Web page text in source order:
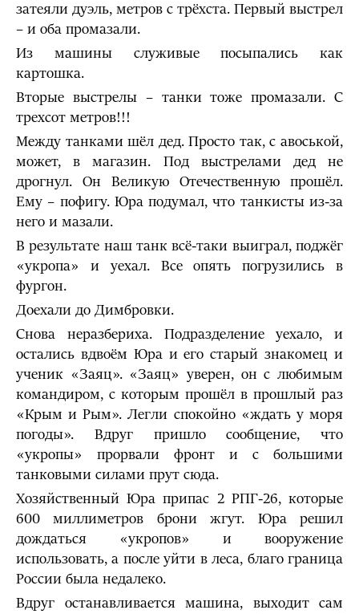
затеяли дуэль, метров с трёхста. Первый выстрел
– и оба промазали.
Из машины служивые посыпались как
картошка.
Вторые выстрелы – танки тоже промазали. С
трехсот метров!!!
Между танками шёл дед. Просто так, с авоськой,
может, в магазин. Под выстрелами дед не
дрогнул. Он Великую Отечественную прошёл.
Ему – пофигу. Юра подумал, что танкисты из-за
него и мазали.
В результате наш танк всё-таки выиграл, поджёг
«укропа» и уехал. Все опять погрузились в
фургон.
Доехали до Димбровки.
Снова неразбериха. Подразделение уехало, и
остались вдвоём Юра и его старый знакомец и
ученик «Заяц». «Заяц» уверен, он с любимым
командиром, с которым прошёл в прошлый раз
«Крым и Рым». Легли спокойно «ждать у моря
погоды». Вдруг пришло сообщение, что
«укропы» прорвали фронт и с большими
танковыми силами прут сюда.
Хозяйственный Юра припас 2 РПГ-26, которые
600 миллиметров брони жгут. Юра решил
дождаться «укропов» и вооружение
использовать, а после уйти в леса, благо граница
России была недалеко.
Вдруг останавливается машина, выходит сам